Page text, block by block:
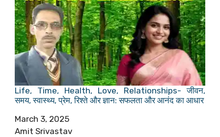
Life, Time, Health, Love, Relationships- जीवन,
समय, स्वास्थ्य, प्रेम, रिश्ते और ज्ञान: सफलता और आनंद का आधार
Date
March 3, 2025
Author
Amit Srivastav